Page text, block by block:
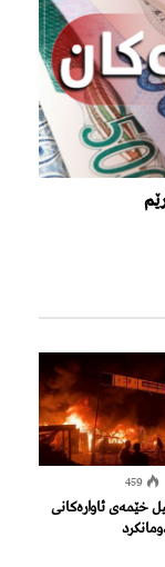
459
خێمەی ئاوارەكانی